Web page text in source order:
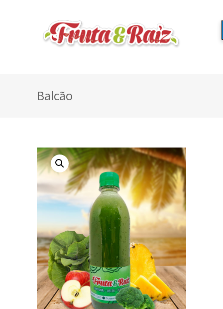
Balcão